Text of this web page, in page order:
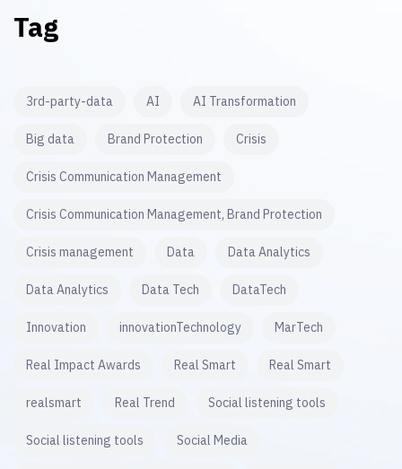
Tag
3rd-party-data AI AI Transformation
Big data Brand Protection Crisis
Crisis Communication Management
Crisis Communication Management, Brand Protection
Crisis management Data Data Analytics
Data Analytics Data Tech DataTech
Innovation innovationTechnology MarTech
Real Impact Awards Real Smart Real Smart
realsmart Real Trend Social listening tools
Social listening tools Social Media